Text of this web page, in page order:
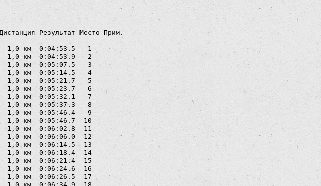
Результат Место Прим.
1,0 км  0:04:53.5   1
1,0 км  0:04:53.9   2
1,0 км  0:05:07.5   3
1,0 км  0:05:14.5   4
1,0 км  0:05:21.7   5
1,0 км  0:05:23.7   6
1,0 км  0:05:32.1   7
1,0 км  0:05:37.3   8
1,0 км  0:05:46.4   9
1,0 км  0:05:46.7  10
1,0 км  0:06:02.8  11
1,0 км  0:06:06.0  12
1,0 км  0:06:14.5  13
1,0 км  0:06:18.4  14
1,0 км  0:06:21.4  15
1,0 км  0:06:24.6  16
1,0 км  0:06:26.5  17